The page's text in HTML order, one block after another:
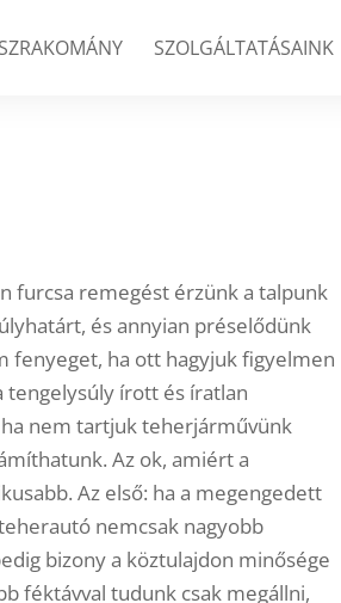
SZOLGÁLTATÁSAINK
furcsa remegést érzünk a talpunk
és annyian préselődünk
fenyeget, ha ott hagyjuk figyelmen
tengelysúly írott és íratlan
nem tartjuk teherjárművünk
Az ok, amiért a
Az első: ha a megengedett
nemcsak nagyobb
bizony a köztulajdon minősége
féktávval tudunk csak megállni,